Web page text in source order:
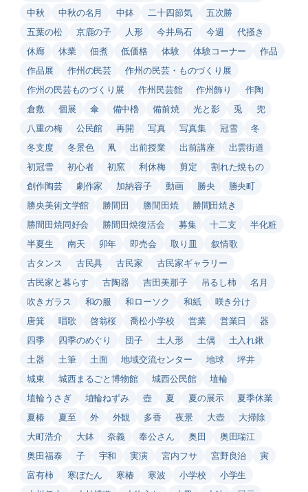
中秋
中秋の名月 中鉢 二十四節気
五次勝
五葉の松
京鹿の子 人形 今井烏石 今週
代掻き
休廊
休業 佃煮 低価格 体験 体験コーナー
作品
作品展
作州の民芸
作州の民芸・ものづくり展
作州の民芸ものづくり展
作州民芸館 作州飾り
作陶
倉敷
個展 傘 備中櫓 備前焼 光と影 兎
兜
八重の梅
公民館 再開 写真 写真集 冠雪
冬
冬支度
冬景色 凧 出前授業 出前講座
出雲街道
初冠雪
初心者 初窯 利休梅 剪定
割れた焼もの
創作陶芸
劇作家 加納容子 動画 勝央
勝央町
勝央美術文学館
勝間田 勝間田焼
勝間田焼き
勝間田焼同好会
勝間田焼復活会 募集 十二支
半化粧
半夏生
南天 卯年 即売会 取り皿
叙情歌
古タンス
古民具 古民家
古民家ギャラリー
古民家と暮らす
古陶器 吉田美那子 吊るし柿
名月
吹きガラス
和の服 和ローソク 和紙
咲き分け
唐箕
唱歌 啓翁桜 喬松小学校 営業 営業日
器
四季
四季のめぐり 団子 土人形 土偶
土入れ鍬
土器
土筆 土面 地域交流センター 地球
坪井
城東
城西まるごと博物館 城西公民館
埴輪
埴輪うさぎ
埴輪ねずみ 壺 夏 夏の展示
夏季休業
夏椿
夏至 外 外観 多香 夜景 大壺
大掃除
大町浩介
大鉢 奈義 奉公さん 奥田
奥田瑞江
奥田福泰
子 宇和 実演 宮内フサ 宮野良治
寅
富有柿
寒ぼたん 寒椿 寒波 小学校
小学生